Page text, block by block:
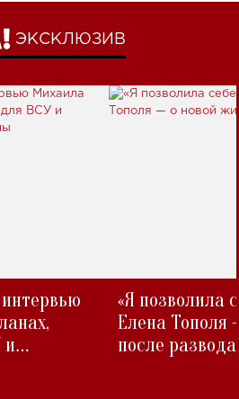
ЭКСКЛЮЗИВ
и
«Я позволила
Елена Тополя
после развода